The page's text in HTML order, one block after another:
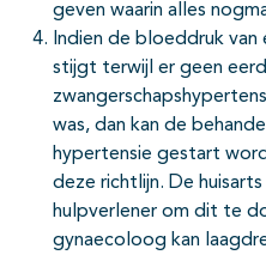
geven waarin alles
Indien de bloeddruk van
stijgt terwijl er geen
was, dan kan de
hypertensie gestart
deze richtlijn. De
hulpverlener om dit te
gynaecoloog kan